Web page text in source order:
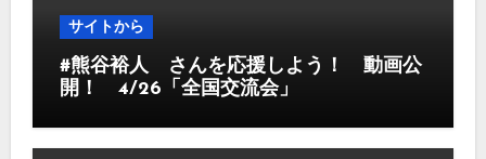
サイトから
#熊谷裕人 さんを応援しよう！ 動画公
開！ 4/26「全国交流会」